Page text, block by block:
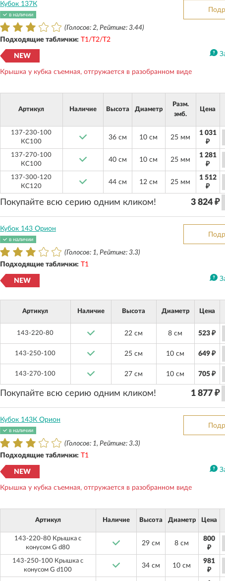
Кубок 137К
в наличии
(Голосов: 2, Рейтинг: 3.44)
Подходящие таблички: Т1/Т2/Т2
NEW
Крышка у кубка съемная, отгружается в разобранном виде
Артикул Наличие Высота Диаметр
Разм.
эмб.
Цена
137-230-100
КС100
36 см 10 см 25 мм
1 031
₽
137-270-100
КС100
40 см 10 см 25 мм
1 281
₽
137-300-120
КС120
44 см 12 см 25 мм
1 512
₽
Покупайте всю серию одним кликом! 3 824 ₽
Кубок 143 Орион
в наличии
(Голосов: 1, Рейтинг: 3.3)
Подходящие таблички: Т1
NEW
Артикул Наличие Высота Диаметр Цена
143-220-80 22 см 8 см 523 ₽
143-250-100 25 см 10 см 649 ₽
143-270-100 27 см 10 см 705 ₽
Покупайте всю серию одним кликом! 1 877 ₽
Кубок 143К Орион
в наличии
(Голосов: 1, Рейтинг: 3.3)
Подходящие таблички: Т1
NEW
Крышка у кубка съемная, отгружается в разобранном виде
Артикул Наличие Высота Диаметр Цена
143-220-80 Крышка с
конусом G d80
29 см 8 см
800
₽
143-250-100 Крышка с
конусом G d100
34 см 10 см
981
₽